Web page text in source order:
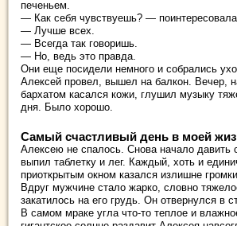
печеньем.
— Как себя чувствуешь? —
— Лучше всех.
— Всегда так говоришь.
— Но, ведь это правда.
Они еще посидели немного и собрались
Алексей провел, вышел на балкон. Вечер,
бархатом касался кожи, глушил музыку
дня. Было хорошо.
Самый счастливый день в моей
Алексею не спалось. Снова начало давить
выпил таблетку и лег. Каждый, хоть и
приоткрытым окном казался излишне
Вдруг мужчине стало жарко, словно
закатилось на его грудь. Он отвернулся в
В самом мраке угла что-то теплое и